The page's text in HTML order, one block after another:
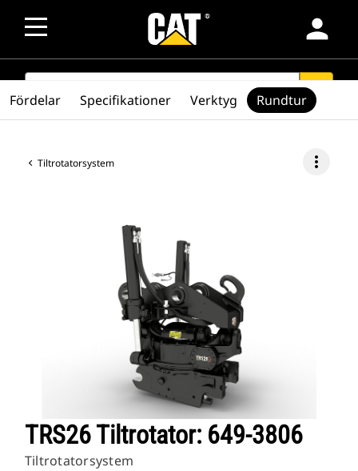
person
SEARCH search
Tiltrotatorsystem more_vert
TRS26 Tiltrotator: 649-3806
Tiltrotatorsystem
Fördelar Specifikationer Verktyg Rundtur